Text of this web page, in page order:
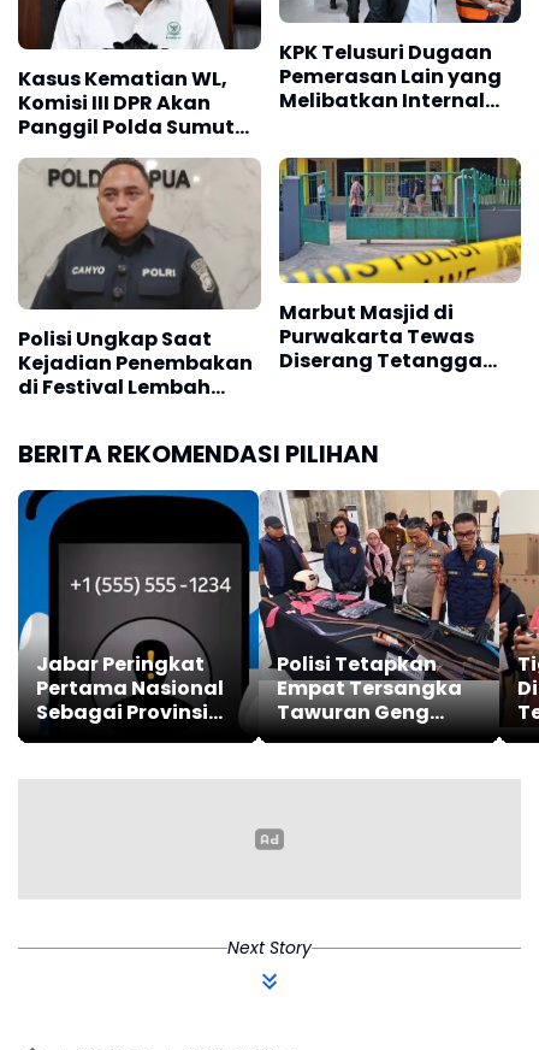
Kasus Kematian WL,
Komisi III DPR Akan
Panggil Polda Sumut
dan Keluarga Korban
KPK Telusuri Dugaan
Pemerasan Lain yang
Melibatkan Internal
Polisi Ungkap Saat
Kejadian Penembakan
di Festival Lembah
Marbut Masjid di
Purwakarta Tewas
Diserang Tetangga
BERITA REKOMENDASI PILIHAN
Jabar Peringkat
Pertama Nasional
Sebagai Provinsi
dengan Jumlah
Korban Penipuan
Polisi Tetapkan
Empat Tersangka
Tawuran Geng
Semarang-Kendal
Next Story